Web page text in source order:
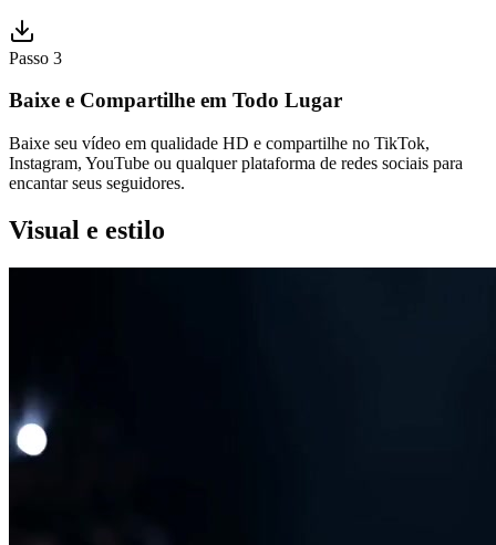
Passo 3
Baixe e Compartilhe em Todo Lugar
Baixe seu vídeo em qualidade HD e compartilhe no TikTok,
Instagram, YouTube ou qualquer plataforma de redes sociais para
encantar seus seguidores.
Visual e estilo